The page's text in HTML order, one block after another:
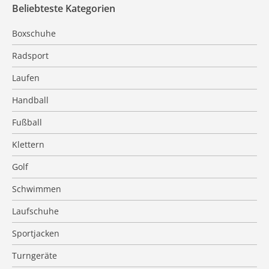
Beliebteste Kategorien
Boxschuhe
Radsport
Laufen
Handball
Fußball
Klettern
Golf
Schwimmen
Laufschuhe
Sportjacken
Turngeräte